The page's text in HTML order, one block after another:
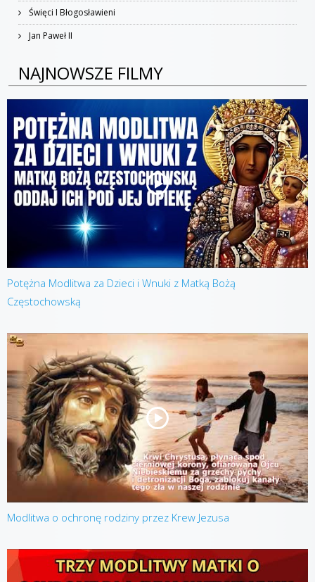
Święci I Błogosławieni
Jan Paweł II
NAJNOWSZE FILMY
Potężna Modlitwa za Dzieci i Wnuki z Matką Bożą
Częstochowską
Modlitwa o ochronę rodziny przez Krew Jezusa